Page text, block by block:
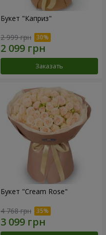
Букет "Каприз"
2 999 грн
Заказать
Букет "Cream Rose"
4 768 грн